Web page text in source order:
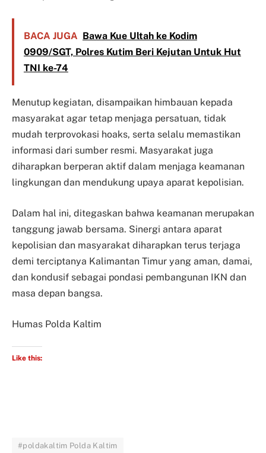
BACA JUGA Bawa Kue Ultah ke Kodim
0909/SGT, Polres Kutim Beri Kejutan Untuk Hut
TNI ke-74
Menutup kegiatan, disampaikan himbauan kepada
masyarakat agar tetap menjaga persatuan, tidak
mudah terprovokasi hoaks, serta selalu memastikan
informasi dari sumber resmi. Masyarakat juga
diharapkan berperan aktif dalam menjaga keamanan
lingkungan dan mendukung upaya aparat kepolisian.
Dalam hal ini, ditegaskan bahwa keamanan merupakan
tanggung jawab bersama. Sinergi antara aparat
kepolisian dan masyarakat diharapkan terus terjaga
demi terciptanya Kalimantan Timur yang aman, damai,
dan kondusif sebagai pondasi pembangunan IKN dan
masa depan bangsa.
Humas Polda Kaltim
Like this:
#poldakaltim Polda Kaltim